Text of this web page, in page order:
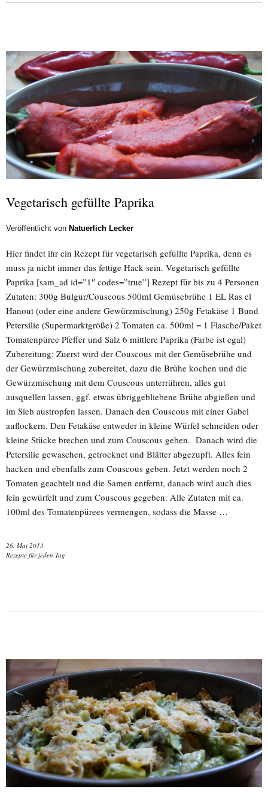
Vegetarisch gefüllte Paprika
Veröffentlicht von Natuerlich Lecker
Hier findet ihr ein Rezept für vegetarisch gefüllte Paprika, denn es
muss ja nicht immer das fettige Hack sein. Vegetarisch gefüllte
Paprika [sam_ad id=”1″ codes=”true”] Rezept für bis zu 4 Personen
Zutaten: 300g Bulgur/Couscous 500ml Gemüsebrühe 1 EL Ras el
Hanout (oder eine andere Gewürzmischung) 250g Fetakäse 1 Bund
Petersilie (Supermarktgröße) 2 Tomaten ca. 500ml = 1 Flasche/Paket
Tomatenpüree Pfeffer und Salz 6 mittlere Paprika (Farbe ist egal)
Zubereitung: Zuerst wird der Couscous mit der Gemüsebrühe und
der Gewürzmischung zubereitet, dazu die Brühe kochen und die
Gewürzmischung mit dem Couscous unterrühren, alles gut
ausquellen lassen, ggf. etwas übriggebliebene Brühe abgießen und
im Sieb austropfen lassen. Danach den Couscous mit einer Gabel
auflockern. Den Fetakäse entweder in kleine Würfel schneiden oder
kleine Stücke brechen und zum Couscous geben. Danach wird die
Petersilie gewaschen, getrocknet und Blätter abgezupft. Alles fein
hacken und ebenfalls zum Couscous geben. Jetzt werden noch 2
Tomaten geachtelt und die Samen entfernt, danach wird auch dies
fein gewürfelt und zum Couscous gegeben. Alle Zutaten mit ca.
100ml des Tomatenpürees vermengen, sodass die Masse …
26. Mai 2013
Rezepte für jeden Tag